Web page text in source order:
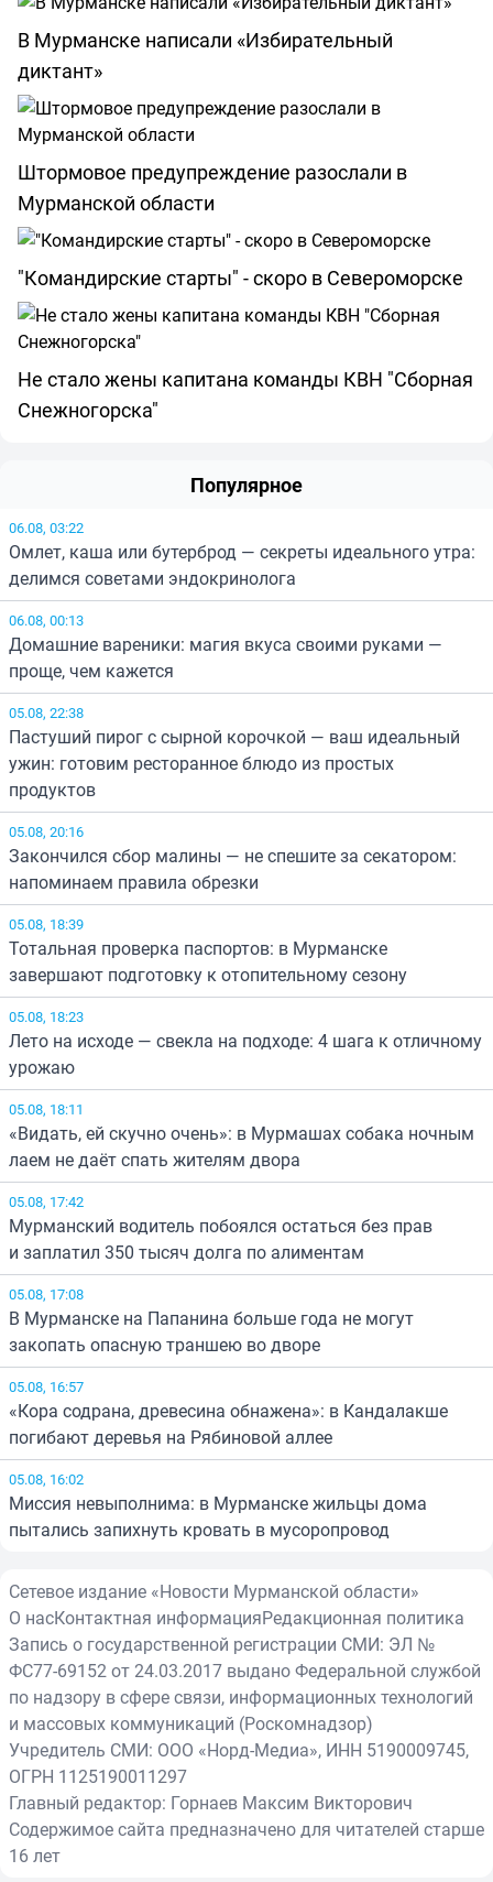
В Мурманске написали «Избирательный
диктант»
Штормовое предупреждение разослали в
Мурманской области
"Командирские старты" - скоро в Североморске
Не стало жены капитана команды КВН "Сборная
Снежногорска"
Популярное
06.08, 03:22
Омлет, каша или бутерброд — секреты идеального утра:
делимся советами эндокринолога
06.08, 00:13
Домашние вареники: магия вкуса своими руками —
проще, чем кажется
05.08, 22:38
Пастуший пирог с сырной корочкой — ваш идеальный
ужин: готовим ресторанное блюдо из простых
продуктов
05.08, 20:16
Закончился сбор малины — не спешите за секатором:
напоминаем правила обрезки
05.08, 18:39
Тотальная проверка паспортов: в Мурманске
завершают подготовку к отопительному сезону
05.08, 18:23
Лето на исходе — свекла на подходе: 4 шага к отличному
урожаю
05.08, 18:11
«Видать, ей скучно очень»: в Мурмашах собака ночным
лаем не даёт спать жителям двора
05.08, 17:42
Мурманский водитель побоялся остаться без прав
и заплатил 350 тысяч долга по алиментам
05.08, 17:08
В Мурманске на Папанина больше года не могут
закопать опасную траншею во дворе
05.08, 16:57
«Кора содрана, древесина обнажена»: в Кандалакше
погибают деревья на Рябиновой аллее
05.08, 16:02
Миссия невыполнима: в Мурманске жильцы дома
пытались запихнуть кровать в мусоропровод
Сетевое издание «Новости Мурманской области»
О насКонтактная информацияРедакционная политика
Запись о государственной регистрации СМИ: ЭЛ №
ФС77-69152 от 24.03.2017 выдано Федеральной службой
по надзору в сфере связи, информационных технологий
и массовых коммуникаций (Роскомнадзор)
Учредитель СМИ: ООО «Норд-Медиа», ИНН 5190009745,
ОГРН 1125190011297
Главный редактор: Горнаев Максим Викторович
Содержимое сайта предназначено для читателей старше
16 лет